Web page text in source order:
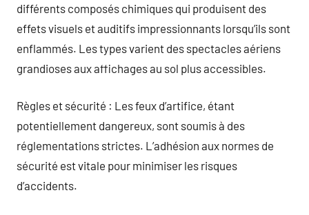
différents composés chimiques qui produisent des
effets visuels et auditifs impressionnants lorsqu’ils sont
enflammés. Les types varient des spectacles aériens
grandioses aux affichages au sol plus accessibles.
Règles et sécurité : Les feux d’artifice, étant
potentiellement dangereux, sont soumis à des
réglementations strictes. L’adhésion aux normes de
sécurité est vitale pour minimiser les risques
d’accidents.